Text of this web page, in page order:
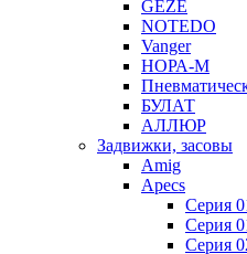
GEZE
NOTEDO
Vanger
НОРА-М
БУЛАТ
АЛЛЮР
Задвижки, засовы
Amig
Apecs
Серия
Серия
Серия